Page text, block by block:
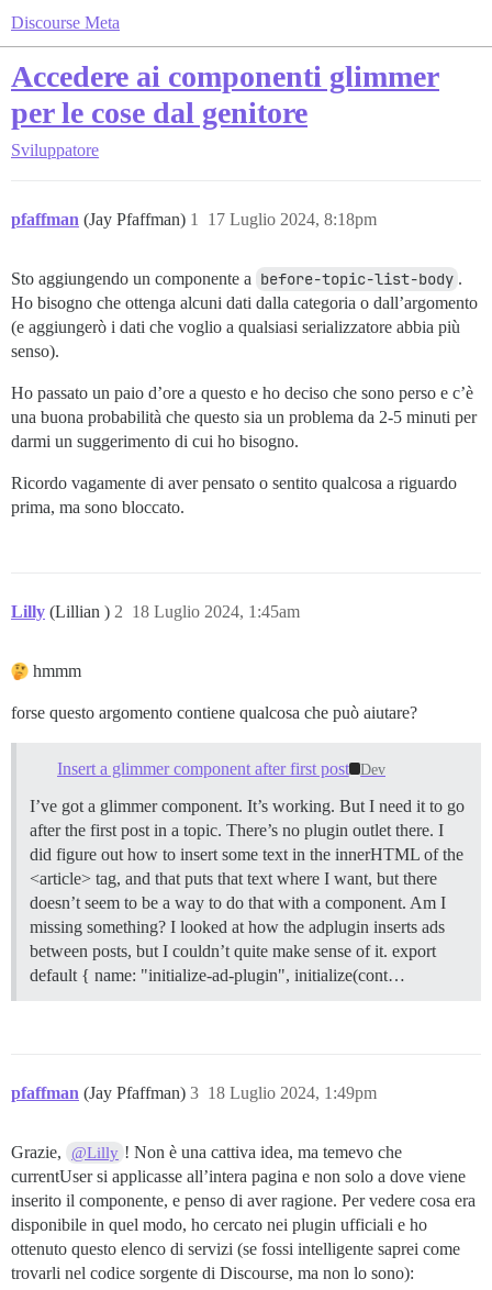
Discourse Meta
Accedere ai componenti glimmer
per le cose dal genitore
Sviluppatore
pfaffman (Jay Pfaffman) 17 Luglio 2024, 8:18pm
1
Sto aggiungendo un componente a before-topic-list-body .
Ho bisogno che ottenga alcuni dati dalla categoria o dall’argomento
(e aggiungerò i dati che voglio a qualsiasi serializzatore abbia più
senso).
Ho passato un paio d’ore a questo e ho deciso che sono perso e c’è
una buona probabilità che questo sia un problema da 2-5 minuti per
darmi un suggerimento di cui ho bisogno.
Ricordo vagamente di aver pensato o sentito qualcosa a riguardo
prima, ma sono bloccato.
Lilly (Lillian ) 18 Luglio 2024, 1:45am
2
hmmm
forse questo argomento contiene qualcosa che può aiutare?
Insert a glimmer component after first post Dev
I’ve got a glimmer component. It’s working. But I need it to go
after the first post in a topic. There’s no plugin outlet there. I
did figure out how to insert some text in the innerHTML of the
<article> tag, and that puts that text where I want, but there
doesn’t seem to be a way to do that with a component. Am I
missing something? I looked at how the adplugin inserts ads
between posts, but I couldn’t quite make sense of it. export
default { name: "initialize-ad-plugin", initialize(cont…
pfaffman (Jay Pfaffman) 18 Luglio 2024, 1:49pm
3
Grazie, @Lilly ! Non è una cattiva idea, ma temevo che
currentUser si applicasse all’intera pagina e non solo a dove viene
inserito il componente, e penso di aver ragione. Per vedere cosa era
disponibile in quel modo, ho cercato nei plugin ufficiali e ho
ottenuto questo elenco di servizi (se fossi intelligente saprei come
trovarli nel codice sorgente di Discourse, ma non lo sono):